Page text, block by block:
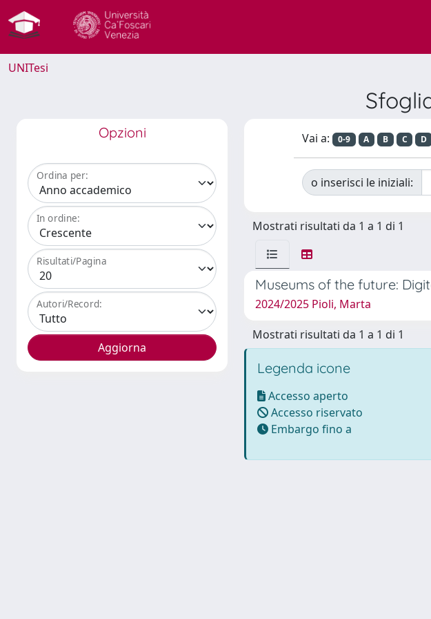
UNITesi
Opzioni
Ordina per:
In ordine:
Risultati/Pagina
Autori/Record:
Vai a: 0-9 A B C D
o inserisci le iniziali:
Mostrati risultati da 1 a 1 di 1
Museums of the future:
2024/2025 Pioli, Marta
Mostrati risultati da 1 a 1 di 1
Legenda icone
Accesso aperto
Accesso riservato
Embargo fino a